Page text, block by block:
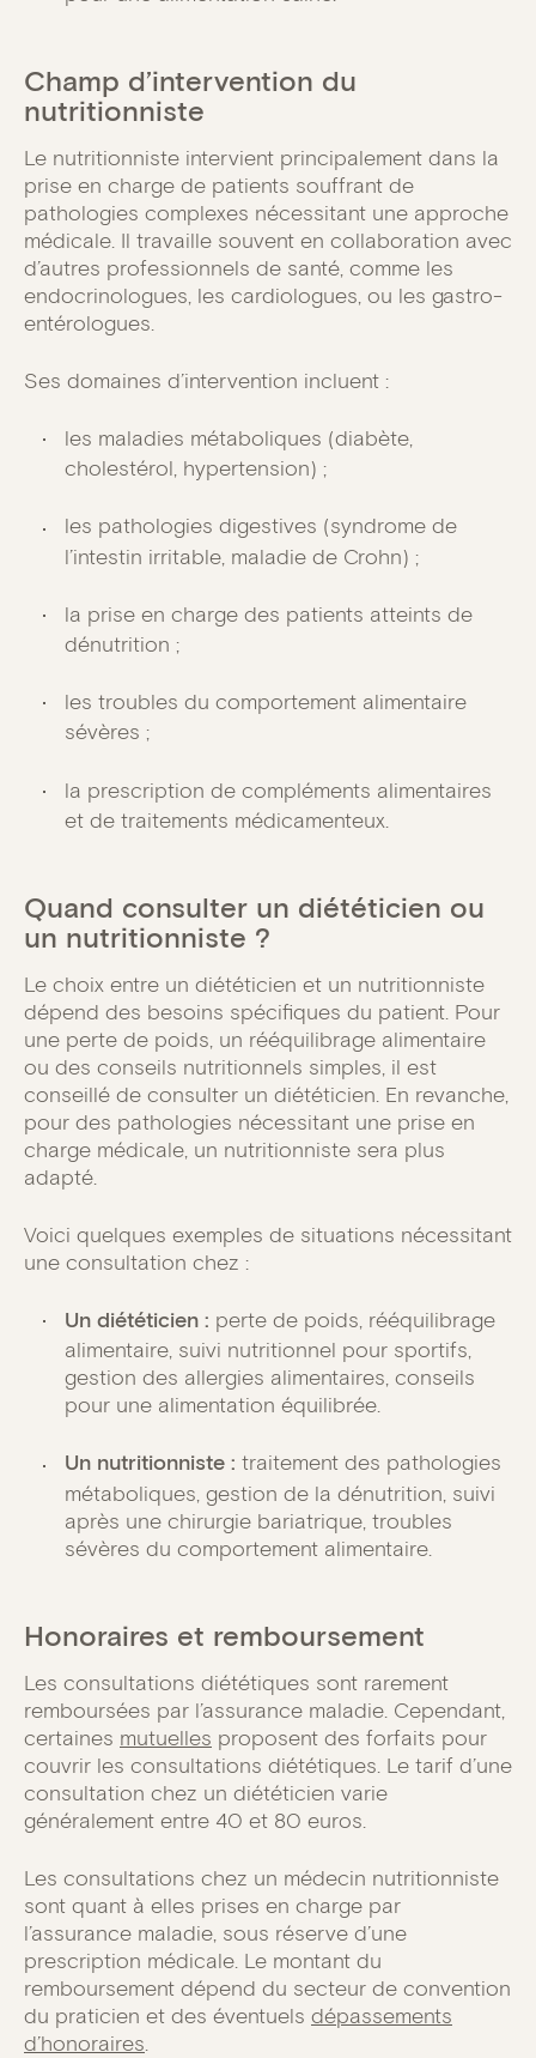
Champ d’intervention du
nutritionniste
Le nutritionniste intervient principalement dans la
prise en charge de patients souffrant de
pathologies complexes nécessitant une approche
médicale. Il travaille souvent en collaboration avec
d’autres professionnels de santé, comme les
endocrinologues, les cardiologues, ou les gastro-
entérologues.
Ses domaines d’intervention incluent :
les maladies métaboliques (diabète,
cholestérol, hypertension) ;
les pathologies digestives (syndrome de
l’intestin irritable, maladie de Crohn) ;
la prise en charge des patients atteints de
dénutrition ;
les troubles du comportement alimentaire
sévères ;
la prescription de compléments alimentaires
et de traitements médicamenteux.
Quand consulter un diététicien ou
un nutritionniste ?
Le choix entre un diététicien et un nutritionniste
dépend des besoins spécifiques du patient. Pour
une perte de poids, un rééquilibrage alimentaire
ou des conseils nutritionnels simples, il est
conseillé de consulter un diététicien. En revanche,
pour des pathologies nécessitant une prise en
charge médicale, un nutritionniste sera plus
adapté.
Voici quelques exemples de situations nécessitant
une consultation chez :
Un diététicien : perte de poids, rééquilibrage
alimentaire, suivi nutritionnel pour sportifs,
gestion des allergies alimentaires, conseils
pour une alimentation équilibrée.
Un nutritionniste : traitement des pathologies
métaboliques, gestion de la dénutrition, suivi
après une chirurgie bariatrique, troubles
sévères du comportement alimentaire.
Honoraires et remboursement
Les consultations diététiques sont rarement
remboursées par l’assurance maladie. Cependant,
certaines mutuelles proposent des forfaits pour
couvrir les consultations diététiques. Le tarif d’une
consultation chez un diététicien varie
généralement entre 40 et 80 euros.
Les consultations chez un médecin nutritionniste
sont quant à elles prises en charge par
l’assurance maladie, sous réserve d’une
prescription médicale. Le montant du
remboursement dépend du secteur de convention
du praticien et des éventuels dépassements
d’honoraires.